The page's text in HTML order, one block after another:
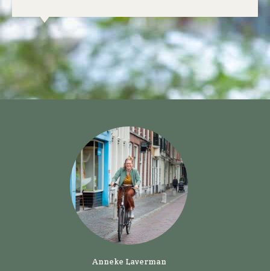
Anneke Laverman